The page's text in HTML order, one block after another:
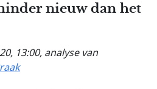
nieuw dan het
13:00, analyse van